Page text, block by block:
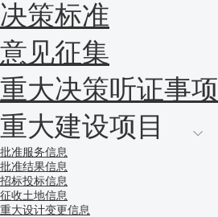
决策标准
意见征集
重大决策听证事项
重大建设项目
批准服务信息
批准结果信息
招标投标信息
征收土地信息
重大设计变更信息